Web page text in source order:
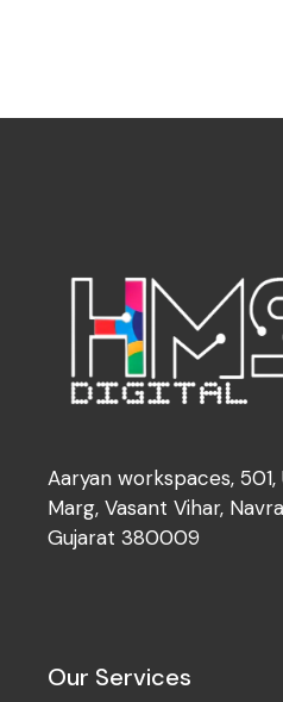
Aaryan workspaces,
Marg, Vasant Vihar,
Gujarat 380009
Our Services